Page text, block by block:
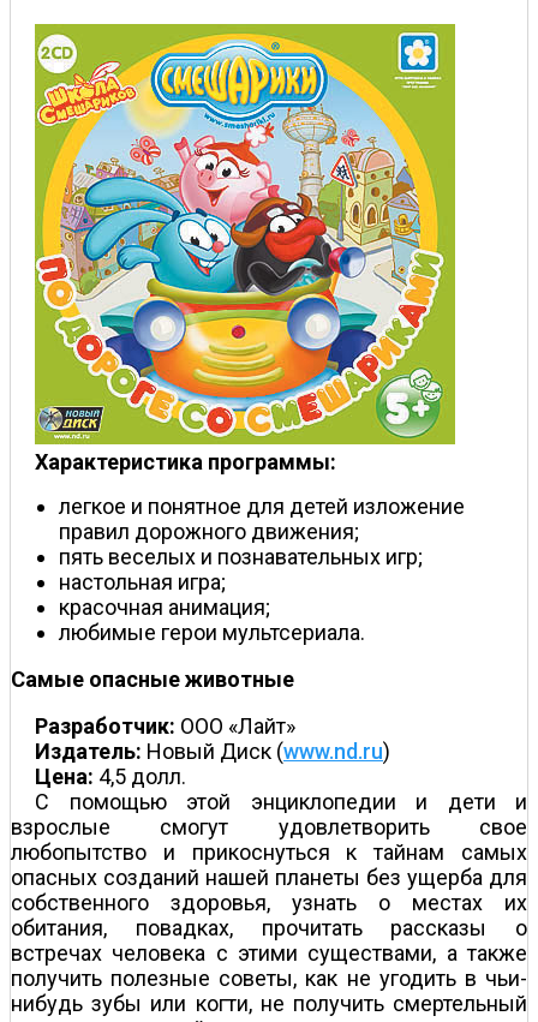
Характеристика программы:
легкое и понятное для детей изложение
правил дорожного движения;
пять веселых и познавательных игр;
настольная игра;
красочная анимация;
любимые герои мультсериала.
Самые опасные животные
Разработчик: ООО «Лайт»
Издатель: Новый Диск (www.nd.ru)
Цена: 4,5 долл.
С помощью этой энциклопедии и дети и
взрослые смогут удовлетворить свое
любопытство и прикоснуться к тайнам самых
опасных созданий нашей планеты без ущерба для
собственного здоровья, узнать о местах их
обитания, повадках, прочитать рассказы о
встречах человека с этими существами, а также
получить полезные советы, как не угодить в чьи-
нибудь зубы или когти, не получить смертельный